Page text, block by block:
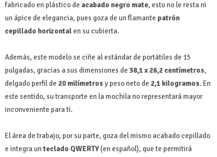
fabricado en plástico de acabado negro mate, esto no le resta ni
un ápice de elegancia, pues goza de un flamante patrón
cepillado horizontal en su cubierta.
Además, este modelo se ciñe al estándar de portátiles de 15
pulgadas, gracias a sus dimensiones de 38,1 x 26,2 centímetros,
delgado perfil de 20 milímetros y peso neto de 2,1 kilogramos. En
este sentido, su transporte en la mochila no representará mayor
inconveniente para ti.
El área de trabajo, por su parte, goza del mismo acabado cepillado
e integra unteclado QWERTY(en español), que te permitirá